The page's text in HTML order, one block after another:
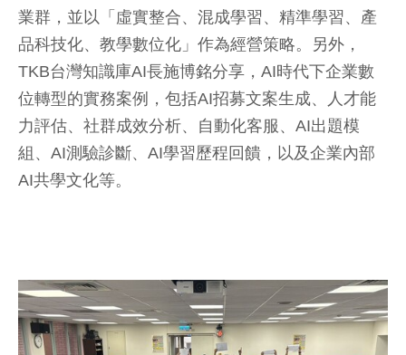
業群，並以「虛實整合、混成學習、精準學習、產
品科技化、教學數位化」作為經營策略。另外，
TKB台灣知識庫AI長施博銘分享，AI時代下企業數
位轉型的實務案例，包括AI招募文案生成、人才能
力評估、社群成效分析、自動化客服、AI出題模
組、AI測驗診斷、AI學習歷程回饋，以及企業內部
AI共學文化等。